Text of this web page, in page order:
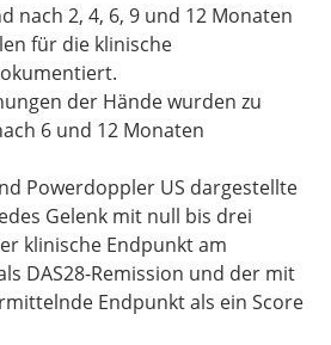
nach 2, 4, 6, 9 und 12 Monaten
für die klinische
der Hände wurden zu
6 und 12 Monaten
Powerdoppler US dargestellte
Gelenk mit null bis drei
klinische Endpunkt am
DAS28-Remission und der mit
Endpunkt als ein Score